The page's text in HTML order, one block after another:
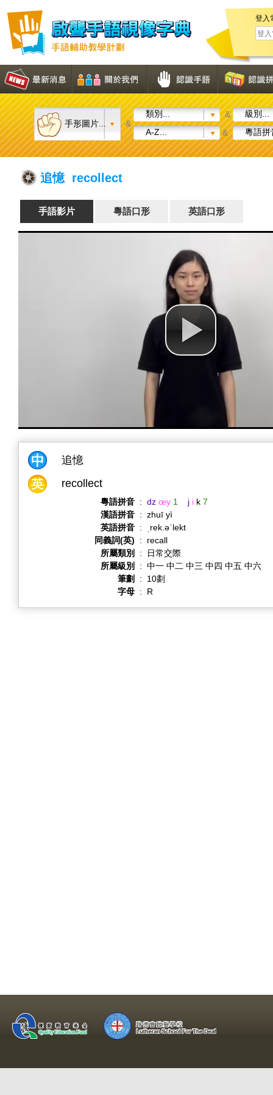
登入
手形圖片... &
類別... &
級別...
A-Z...
& 粵語拼
追憶 recollect
手語影片 粵語口形 英語口形
追憶
recollect
粵語拼音 : dz œy 1 j i k 7
漢語拼音 : zhuī yì
英語拼音 :
ˌrek.əˈlekt
同義詞(英)
:
recall
所屬類別
:
日常交際
所屬級別
: 中一 中二 中三 中四 中五 中六
筆劃
:
10劃
字母 : R